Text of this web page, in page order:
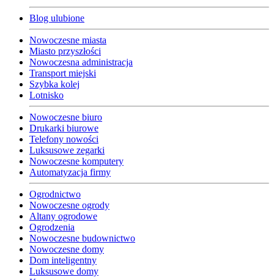
Blog ulubione
Nowoczesne miasta
Miasto przyszłości
Nowoczesna administracja
Transport miejski
Szybka kolej
Lotnisko
Nowoczesne biuro
Drukarki biurowe
Telefony nowości
Luksusowe zegarki
Nowoczesne komputery
Automatyzacja firmy
Ogrodnictwo
Nowoczesne ogrody
Altany ogrodowe
Ogrodzenia
Nowoczesne budownictwo
Nowoczesne domy
Dom inteligentny
Luksusowe domy